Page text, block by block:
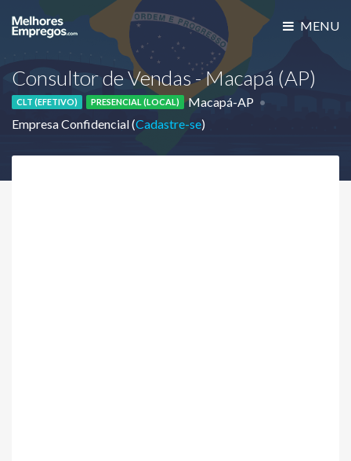
MENU
Consultor de Vendas - Macapá (AP)
CLT (EFETIVO) PRESENCIAL (LOCAL)
Macapá-AP
Empresa Confidencial (Cadastre-se)